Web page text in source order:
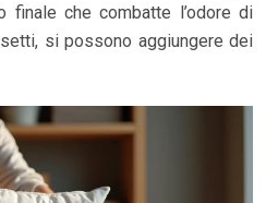
finale che combatte l’odore di
si possono aggiungere dei